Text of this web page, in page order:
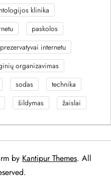
klinika
paskolos
prezervatyvai internetu
organizavimas
sodas
technika
šildymas žaislai
by Kantipur Themes. All